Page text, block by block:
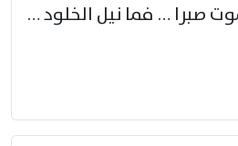
فصبرا في مجال الموت صبرا … فما نيل الخلود بمستطاع